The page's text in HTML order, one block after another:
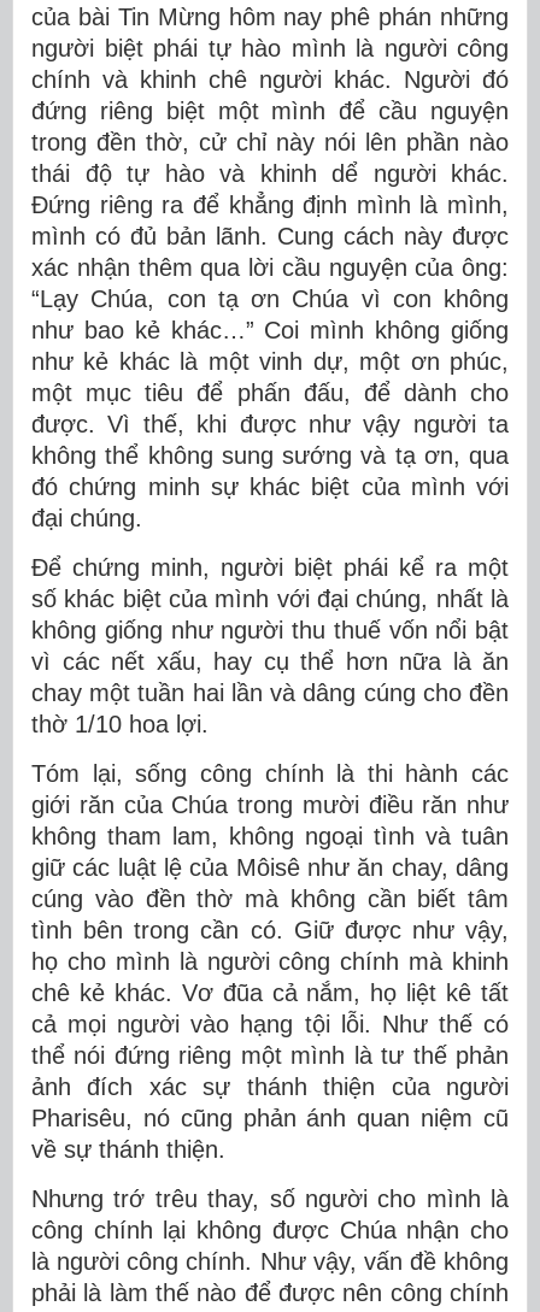
của bài Tin Mừng hôm nay phê phán những
người biệt phái tự hào mình là người công
chính và khinh chê người khác. Người đó
đứng riêng biệt một mình để cầu nguyện
trong đền thờ, cử chỉ này nói lên phần nào
thái độ tự hào và khinh dể người khác.
Đứng riêng ra để khẳng định mình là mình,
mình có đủ bản lãnh. Cung cách này được
xác nhận thêm qua lời cầu nguyện của ông:
“Lạy Chúa, con tạ ơn Chúa vì con không
như bao kẻ khác…” Coi mình không giống
như kẻ khác là một vinh dự, một ơn phúc,
một mục tiêu để phấn đấu, để dành cho
được. Vì thế, khi được như vậy người ta
không thể không sung sướng và tạ ơn, qua
đó chứng minh sự khác biệt của mình với
đại chúng.
Để chứng minh, người biệt phái kể ra một
số khác biệt của mình với đại chúng, nhất là
không giống như người thu thuế vốn nổi bật
vì các nết xấu, hay cụ thể hơn nữa là ăn
chay một tuần hai lần và dâng cúng cho đền
thờ 1/10 hoa lợi.
Tóm lại, sống công chính là thi hành các
giới răn của Chúa trong mười điều răn như
không tham lam, không ngoại tình và tuân
giữ các luật lệ của Môisê như ăn chay, dâng
cúng vào đền thờ mà không cần biết tâm
tình bên trong cần có. Giữ được như vậy,
họ cho mình là người công chính mà khinh
chê kẻ khác. Vơ đũa cả nắm, họ liệt kê tất
cả mọi người vào hạng tội lỗi. Như thế có
thể nói đứng riêng một mình là tư thế phản
ảnh đích xác sự thánh thiện của người
Pharisêu, nó cũng phản ánh quan niệm cũ
về sự thánh thiện.
Nhưng trớ trêu thay, số người cho mình là
công chính lại không được Chúa nhận cho
là người công chính. Như vậy, vấn đề không
phải là làm thế nào để được nên công chính